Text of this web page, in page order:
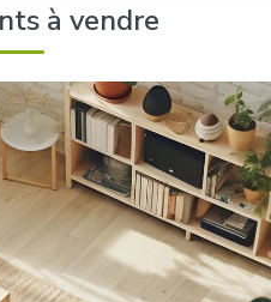
Créer une alerte
à vendre